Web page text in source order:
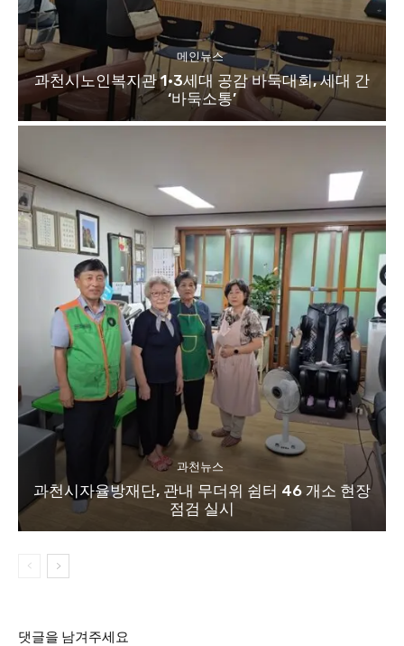
메인뉴스
과천시노인복지관 1·3세대 공감 바둑대회, 세대 간
‘바둑소통’
과천뉴스
과천시자율방재단, 관내 무더위 쉼터 46 개소 현장
점검 실시
댓글을 남겨주세요